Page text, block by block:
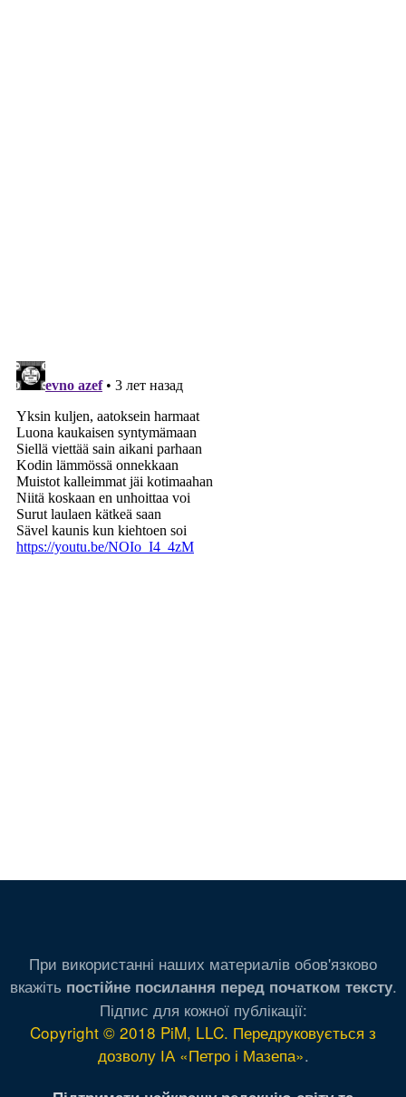
При використанні наших материалів обов'язково
вкажіть постійне посилання перед початком тексту.
Підпис для кожної публікації:
Copyright © 2018 PiM, LLC. Передруковується з
дозволу ІА «Петро і Мазепа».